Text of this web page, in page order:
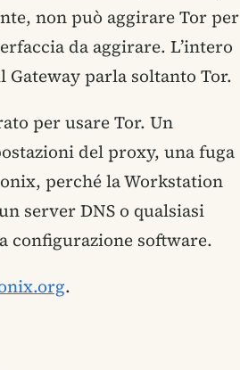
non può aggirare Tor per
da aggirare. L’intero
parla soltanto Tor.
per usare Tor. Un
del proxy, una fuga
perché la Workstation
server DNS o qualsiasi
configurazione software.
.